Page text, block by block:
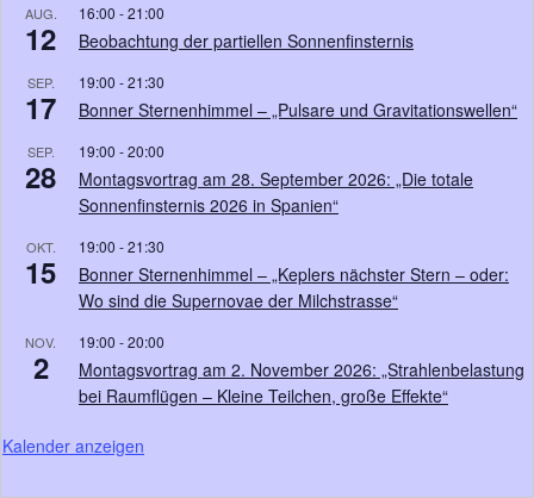
AUG.
12
16:00 -21:00
Beobachtung der partiellen Sonnenfinsternis
SEP.
17
19:00 -21:30
Bonner Sternenhimmel – „Pulsare und Gravitationswellen“
SEP.
28
19:00 -20:00
Montagsvortrag am 28. September 2026: „Die totale
Sonnenfinsternis 2026 in Spanien“
OKT.
15
19:00 -21:30
Bonner Sternenhimmel – „Keplers nächster Stern – oder:
Wo sind die Supernovae der Milchstrasse“
NOV.
2
19:00 -20:00
Montagsvortrag am 2. November 2026: „Strahlenbelastung
bei Raumflügen – Kleine Teilchen, große Effekte“
Kalender anzeigen